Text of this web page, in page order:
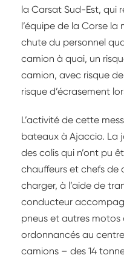
la Carsat Sud-Est, qui
l’équipe de la Corse la
chute du personnel
camion à quai, un
camion, avec risque
risque d’écrasement
L’activité de cette
bateaux à Ajaccio. La
des colis qui n’ont pu
chauffeurs et chefs de
charger, à l’aide de
conducteur
pneus et autres
ordonnancés au
camions – des 14